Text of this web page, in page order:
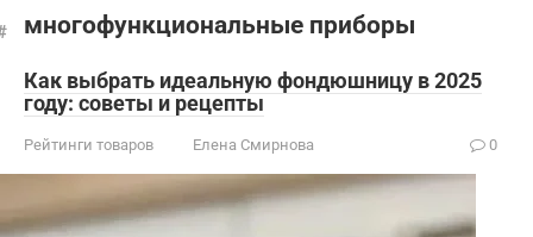
многофункциональные приборы
Как выбрать идеальную фондюшницу в 2025
году: советы и рецепты
Рейтинги товаров Елена Смирнова 0